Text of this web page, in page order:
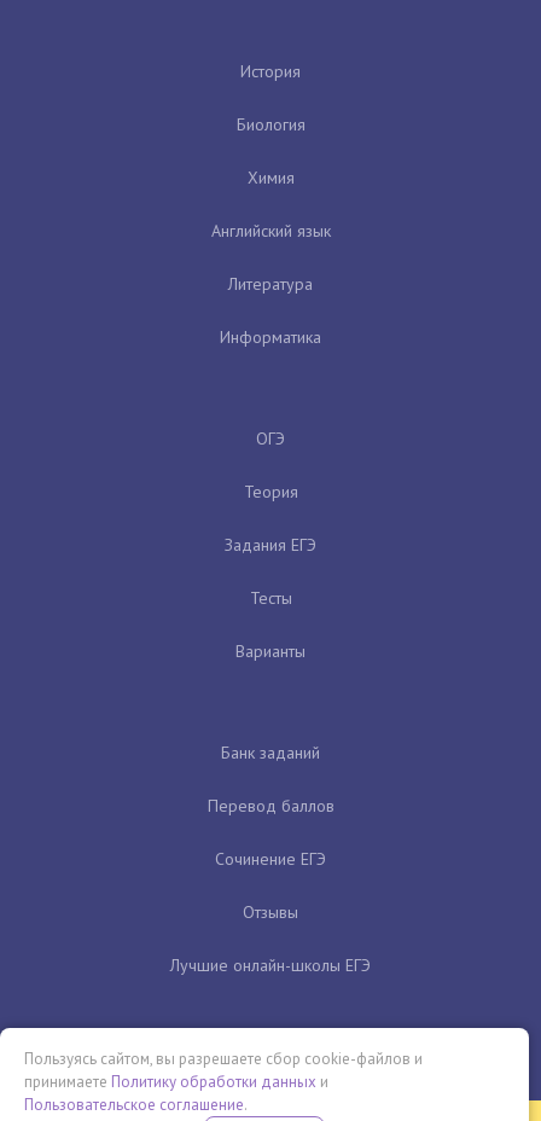
История
Биология
Химия
Английский язык
Литература
Информатика
ОГЭ
Теория
Задания ЕГЭ
Тесты
Варианты
Банк заданий
Перевод баллов
Сочинение ЕГЭ
Отзывы
Лучшие онлайн-школы ЕГЭ
Пользуясь сайтом, вы разрешаете сбор cookie-файлов и
принимаете Политику обработки данных и
Пользовательское соглашение.